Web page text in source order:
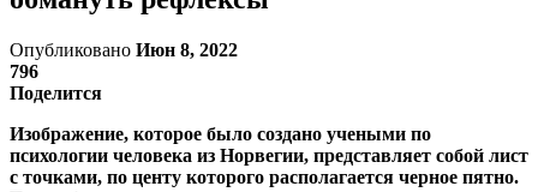
Опубликовано Июн 8, 2022
796
Поделится
Изображение, которое было создано учеными по
психологии человека из Норвегии, представляет собой лист
с точками, по центу которого располагается черное пятно.